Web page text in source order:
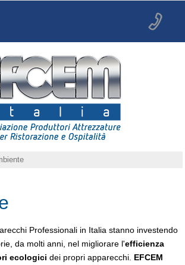
Professionali in Italia stanno investendo
da molti anni, nel migliorare l'efficienza
ecologici dei propri apparecchi. EFCEM